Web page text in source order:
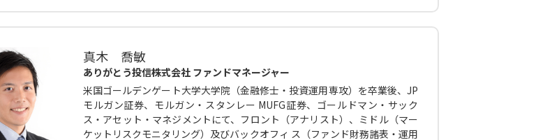
真木 喬敏
ありがとう投信株式会社 ファンドマネージャー
米国ゴールデンゲート大学大学院（金融修士・投資運用専攻）を卒業後、JP
モルガン証券、モルガン・スタンレー MUFG証券、ゴールドマン・サック
ス・アセット・マネジメントにて、フロント（アナリスト）、ミドル（マー
ケットリスクモニタリング）及びバックオフィ ス（ファンド財務諸表・運用